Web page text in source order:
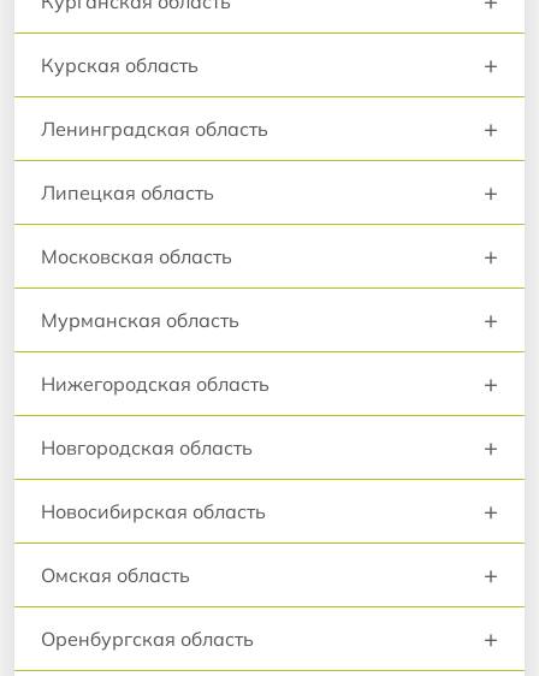
Курская область +
Ленинградская область +
Липецкая область +
Московская область +
Мурманская область +
Нижегородская область +
Новгородская область +
Новосибирская область +
Омская область +
Оренбургская область +